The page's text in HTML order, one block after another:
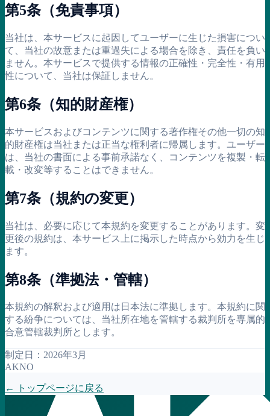
第5条（免責事項）
当社は、本サービスに起因してユーザーに生じた損害につい
て、当社の故意または重過失による場合を除き、責任を負い
ません。本サービスで提供する情報の正確性・完全性・有用
性について、当社は保証しません。
第6条（知的財産権）
本サービスおよびコンテンツに関する著作権その他一切の知
的財産権は当社または正当な権利者に帰属します。ユーザー
は、当社の書面による事前承諾なく、コンテンツを複製・転
載・改変等することはできません。
第7条（規約の変更）
当社は、必要に応じて本規約を変更することがあります。変
更後の規約は、本サービス上に掲示した時点から効力を生じ
ます。
第8条（準拠法・管轄）
本規約の解釈および適用は日本法に準拠します。本規約に関
する紛争については、当社所在地を管轄する裁判所を専属的
合意管轄裁判所とします。
制定日：2026年3月
AKNO
← トップページに戻る